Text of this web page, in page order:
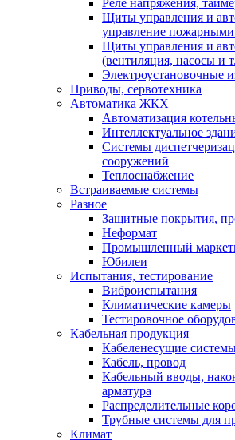
Реле напряжения,
Щиты управления и
управление
Щиты управления и
(вентиляция, насосы и
Электроустановочные
Приводы, сервотехника
Автоматика ЖКХ
Автоматизация
Интеллектуальное
Системы
сооружений
Теплоснабжение
Встраиваемые системы
Разное
Защитные покрытия,
Неформат
Промышленный
Юбилеи
Испытания, тестирование
Виброиспытания
Климатические камеры
Тестировочное
Кабельная продукция
Кабеленесущие
Кабель, провод
Кабельный вводы,
арматура
Распределительные
Трубные системы для
Климат